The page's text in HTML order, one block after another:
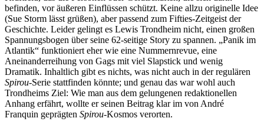
befinden, vor äußeren Einflüssen schützt. Keine allzu originelle Idee
(Sue Storm lässt grüßen), aber passend zum Fifties-Zeitgeist der
Geschichte. Leider gelingt es Lewis Trondheim nicht, einen großen
Spannungsbogen über seine 62-seitige Story zu spannen. „Panik im
Atlantik“ funktioniert eher wie eine Nummernrevue, eine
Aneinanderreihung von Gags mit viel Slapstick und wenig
Dramatik. Inhaltlich gibt es nichts, was nicht auch in der regulären
Spirou-Serie stattfinden könnte; und genau das war wohl auch
Trondheims Ziel: Wie man aus dem gelungenen redaktionellen
Anhang erfährt, wollte er seinen Beitrag klar im von André
Franquin geprägten Spirou-Kosmos verorten.